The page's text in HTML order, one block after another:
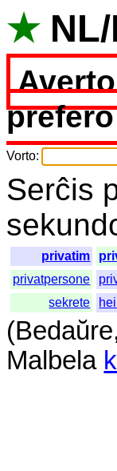
★ NL/
Vorto:
Serĉis
privatim
privatpersone
sekrete
(Bedaŭre
Malbela